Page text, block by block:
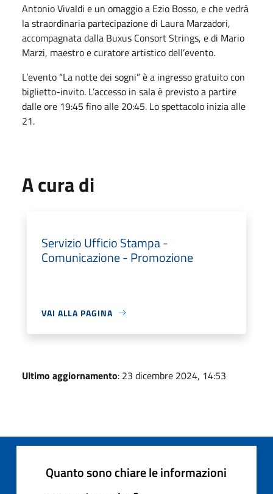
Antonio Vivaldi e un omaggio a Ezio Bosso, e che vedrà
la straordinaria partecipazione di Laura Marzadori,
accompagnata dalla Buxus Consort Strings, e di Mario
Marzi, maestro e curatore artistico dell’evento.
L’evento “La notte dei sogni” è a ingresso gratuito con
biglietto-invito. L’accesso in sala è previsto a partire
dalle ore 19:45 fino alle 20:45. Lo spettacolo inizia alle
21.
A cura di
Servizio Ufficio Stampa -
Comunicazione - Promozione
VAI ALLA PAGINA
Ultimo aggiornamento: 23 dicembre 2024, 14:53
Quanto sono chiare le informazioni